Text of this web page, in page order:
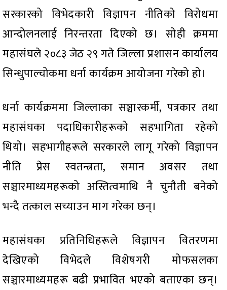
सरकारको विभेदकारी विज्ञापन नीतिको विरोधमा
आन्दोलनलाई निरन्तरता दिएको छ। सोही क्रममा
महासंघले २०८३ जेठ २९ गते जिल्ला प्रशासन कार्यालय
सिन्धुपाल्चोकमा धर्ना कार्यक्रम आयोजना गरेको हो।
धर्ना कार्यक्रममा जिल्लाका सञ्चारकर्मी, पत्रकार तथा
महासंघका पदाधिकारीहरूको सहभागिता रहेको
थियो। सहभागीहरूले सरकारले लागू गरेको विज्ञापन
नीति प्रेस स्वतन्त्रता, समान अवसर तथा
सञ्चारमाध्यमहरूको अस्तित्वमाथि नै चुनौती बनेको
भन्दै तत्काल सच्याउन माग गरेका छन्।
महासंघका प्रतिनिधिहरूले विज्ञापन वितरणमा
देखिएको विभेदले विशेषगरी मोफसलका
सञ्चारमाध्यमहरू बढी प्रभावित भएको बताएका छन्।